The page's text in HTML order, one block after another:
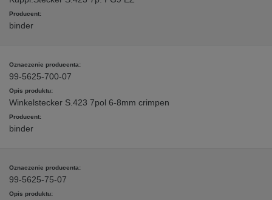
binder
99-5625-700-07
Winkelstecker S.423 7pol 6-8mm crimpen
binder
99-5625-75-07